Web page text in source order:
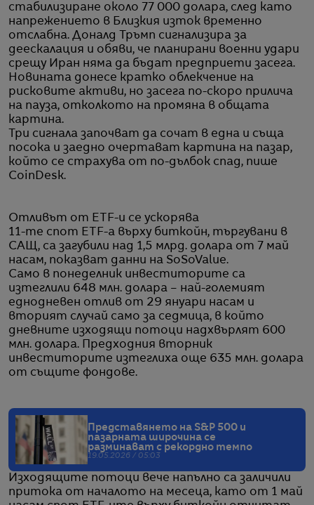
стабилизиране около 77 000 долара, след като
напрежението в Близкия изток временно
отслабна. Доналд Тръмп сигнализира за
деескалация и обяви, че планирани военни удари
срещу Иран няма да бъдат предприети засега.
Новината донесе кратко облекчение на
рисковите активи, но засега по-скоро прилича
на пауза, отколкото на промяна в общата
картина.
Три сигнала започват да сочат в една и съща
посока и заедно очертават картина на пазар,
който се страхува от по-дълбок спад, пише
CoinDesk.
Отливът от ETF-и се ускорява
11-те спот ETF-а върху биткойн, търгувани в
САЩ, са загубили над 1,5 млрд. долара от 7 май
насам, показват данни на SoSoValue.
Само в понеделник инвеститорите са
изтеглили 648 млн. долара – най-големият
еднодневен отлив от 29 януари насам и
вторият случай само за седмица, в който
дневните изходящи потоци надхвърлят 600
млн. долара. Предходния вторник
инвеститорите изтеглиха още 635 млн. долара
от същите фондове.
Представянето на S&P 500 и
пазарната широчина се
разминават с рекордно темпо
19.05.2026 / 05:03
Изходящите потоци вече напълно са заличили
притока от началото на месеца, като от 1 май